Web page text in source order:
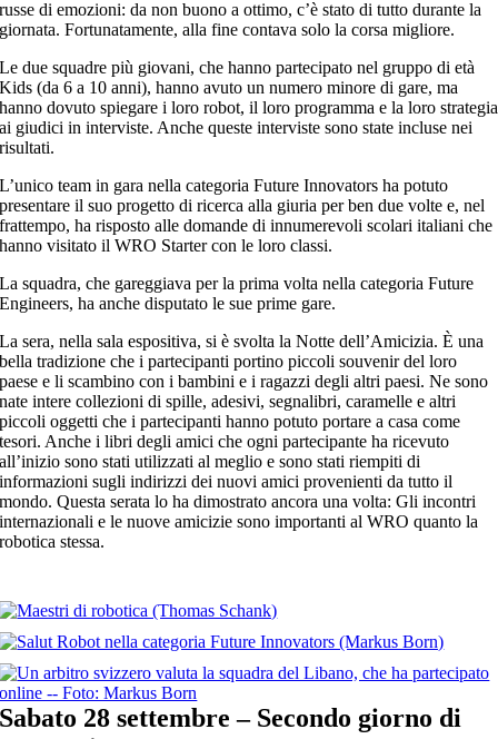
russe di emozioni: da non buono a ottimo, c’è stato di tutto durante la
giornata. Fortunatamente, alla fine contava solo la corsa migliore.
Le due squadre più giovani, che hanno partecipato nel gruppo di età
Kids (da 6 a 10 anni), hanno avuto un numero minore di gare, ma
hanno dovuto spiegare i loro robot, il loro programma e la loro strategia
ai giudici in interviste. Anche queste interviste sono state incluse nei
risultati.
L’unico team in gara nella categoria Future Innovators ha potuto
presentare il suo progetto di ricerca alla giuria per ben due volte e, nel
frattempo, ha risposto alle domande di innumerevoli scolari italiani che
hanno visitato il WRO Starter con le loro classi.
La squadra, che gareggiava per la prima volta nella categoria Future
Engineers, ha anche disputato le sue prime gare.
La sera, nella sala espositiva, si è svolta la Notte dell’Amicizia. È una
bella tradizione che i partecipanti portino piccoli souvenir del loro
paese e li scambino con i bambini e i ragazzi degli altri paesi. Ne sono
nate intere collezioni di spille, adesivi, segnalibri, caramelle e altri
piccoli oggetti che i partecipanti hanno potuto portare a casa come
tesori. Anche i libri degli amici che ogni partecipante ha ricevuto
all’inizio sono stati utilizzati al meglio e sono stati riempiti di
informazioni sugli indirizzi dei nuovi amici provenienti da tutto il
mondo. Questa serata lo ha dimostrato ancora una volta: Gli incontri
internazionali e le nuove amicizie sono importanti al WRO quanto la
robotica stessa.
Sabato 28 settembre – Secondo giorno di